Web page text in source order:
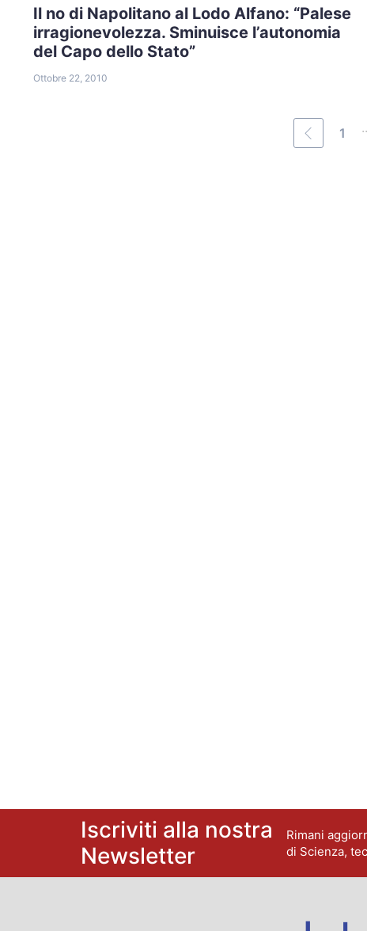
Il no di Napolitano al Lodo Alfano: “Palese
irragionevolezza. Sminuisce l’autonomia
del Capo dello Stato”
Ottobre 22, 2010
1
Iscriviti alla nostra
Newsletter
Rimani
di Scienza,